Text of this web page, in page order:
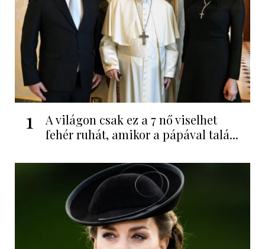
1
A világon csak ez a 7 nő viselhet
fehér ruhát, amikor a pápával talá...